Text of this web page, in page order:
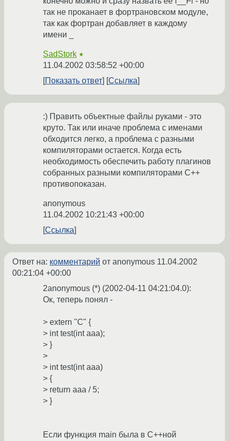
так не проканает в фортрановском модуле,
так как фортран добавляет в каждому
имени _
SadStork ★
11.04.2002 03:58:52 +00:00
Показать ответ
Ссылка
:) Править объектные файлы руками - это
круто. Так или иначе проблема с именами
обходится легко, а проблема с разными
компиляторами остается. Когда есть
необходимость обеспечить работу плагинов
собранных разными компиляторами С++
противопоказан.
anonymous
11.04.2002 10:21:43 +00:00
Ссылка
Ответ на: комментарий от anonymous 11.04.2002
00:21:04 +00:00
2anonymous (*) (2002-04-11 04:21:04.0):
Ок, теперь понял -
> extern "C" {
> int test(int aaa);
> }
>
> int test(int aaa)
> {
> return aaa / 5;
> }
Если функция main была в С++ной